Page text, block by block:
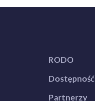
RODO
Dostępność
Partnerzy